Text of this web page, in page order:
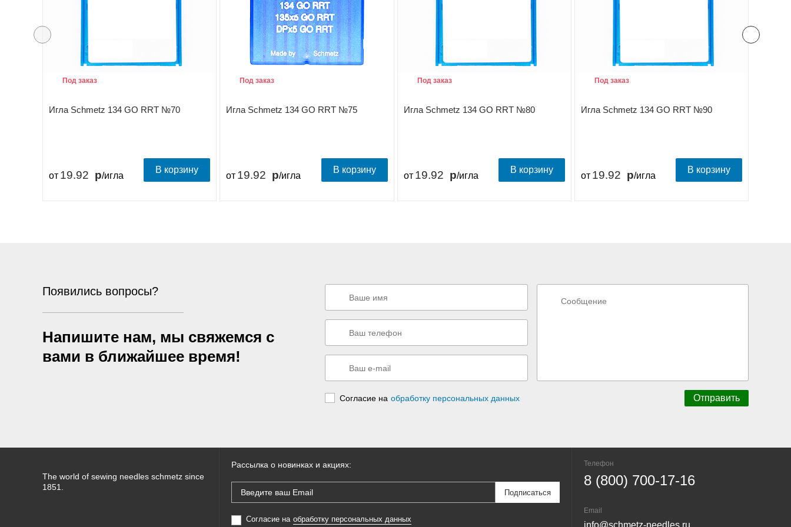
Игла Schmetz 134 GO RRT №70
Под заказ
от 19.92 /игла
В корзину
Игла Schmetz 134 GO RRT №75
Под заказ
от 19.92 /игла
В корзину
Игла Schmetz 134 GO RRT №80
Под заказ
от 19.92 /игла
В корзину
Игла Schmetz 134 GO RRT №90
Под заказ
от 19.92 /игла
В корзину
Появились вопросы?
Напишите нам, мы свяжемся с
вами в ближайшее время!
Согласие на обработку персональных данных
The world of sewing needles schmetz since
1851.
Рассылка о новинках и акциях:
Согласие на обработку персональных данных
Телефон
8 (800) 700-17-16
Email
info@schmetz-needles.ru